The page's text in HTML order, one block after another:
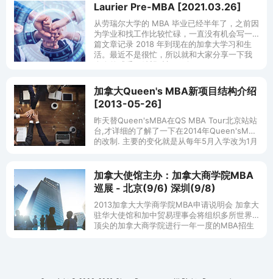
Laurier Pre-MBA [2021.03.26]
从劳瑞尔大学的 MBA 毕业已经半年了，之前因
为学业和找工作比较忙碌，一直没有机会写一
篇文章记录 2018 年到现在的加拿大学习和生
活。最近不是很忙，所以就和大家分享一下我
个人的感受，希望对想要到
加拿大Queen's MBA新项目结构介绍
[2013-05-26]
昨天替Queen'sMBA在QS MBA Tour北京站站
台,才详细的了解了一下在2014年Queen'sMBA
的改制. 主要的变化就是从每年5月入学改为1月
加拿大使馆主办：加拿大商学院MBA
巡展 - 北京(9/6) 深圳(9/8)
2013加拿大大学商学院MBA申请说明会 加拿大
驻华大使馆和加中贸易理事会将组织多所世界
顶尖的加拿大商学院进行一年一度的MBA招生